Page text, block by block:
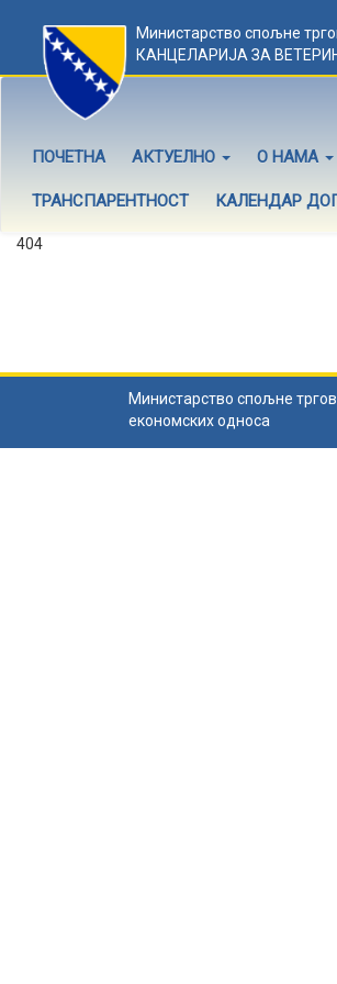
Министарство спољне
КАНЦЕЛАРИЈА ЗА
ПОЧЕТНА АКТУЕЛНО О НАМА
ТРАНСПАРЕНТНОСТ КАЛЕНДАР
404
Министарство спољне
економских односа